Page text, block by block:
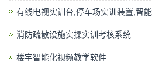
有线电视实训台,停车场实训装置,智
消防疏散设施实操实训考核系统
楼宇智能化视频教学软件